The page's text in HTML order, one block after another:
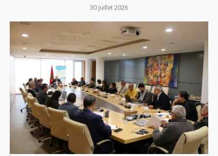
30 juillet 2026